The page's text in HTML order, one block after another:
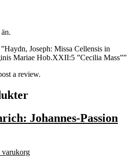
Joseph: Missa Cellensis in
Mariae Hob.XXII:5 ”Cecilia Mass””
a review.
Johannes-Passion